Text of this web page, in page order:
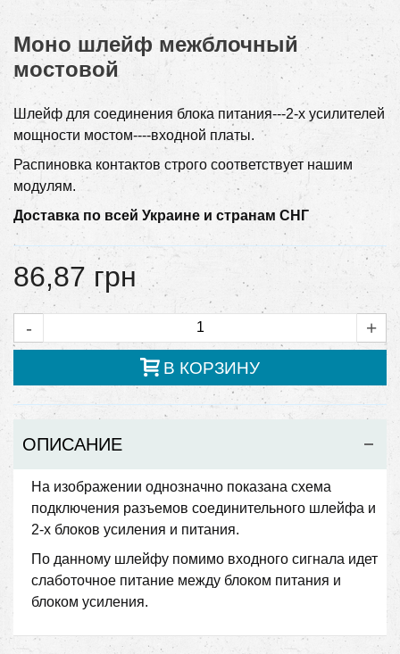
Моно шлейф межблочный
мостовой
Шлейф для соединения блока питания---2-х усилителей
мощности мостом----входной платы.
Распиновка контактов строго соответствует нашим
модулям.
Доставка по всей Украине и странам СНГ
86,87 грн
- +
В КОРЗИНУ
ОПИСАНИЕ
На изображении однозначно показана схема
подключения разъемов соединительного шлейфа и
2-х блоков усиления и питания.
По данному шлейфу помимо входного сигнала идет
слаботочное питание между блоком питания и
блоком усиления.